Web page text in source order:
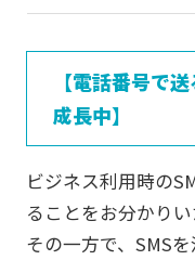
【電話番号で
成長中】
ビジネス利用時の
ることをお分かりい
その一方で、SMS